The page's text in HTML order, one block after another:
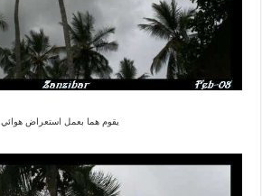
يقوم هما بعمل استعراض هوائي